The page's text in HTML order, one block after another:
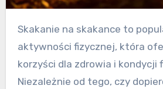
Skakanie na skakance to popularna forma
aktywności fizycznej, która
korzyści dla zdrowia i kondycji
Niezależnie od tego, czy